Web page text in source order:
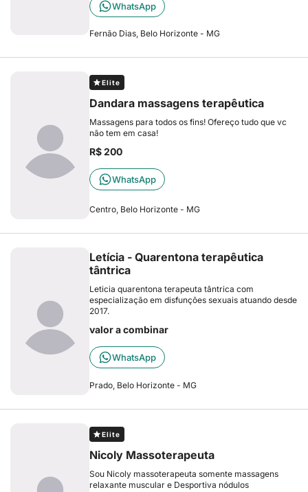
WhatsApp
Fernão Dias, Belo Horizonte - MG
Elite
Dandara massagens terapêutica
Massagens para todos os fins! Ofereço tudo que vc
não tem em casa!
R$ 200
WhatsApp
Centro, Belo Horizonte - MG
Letícia - Quarentona terapêutica
tântrica
Leticia quarentona terapeuta tântrica com
especialização em disfunções sexuais atuando desde
2017.
valor a combinar
WhatsApp
Prado, Belo Horizonte - MG
Elite
Nicoly Massoterapeuta
Sou Nicoly massoterapeuta somente massagens
relaxante muscular e Desportiva nódulos